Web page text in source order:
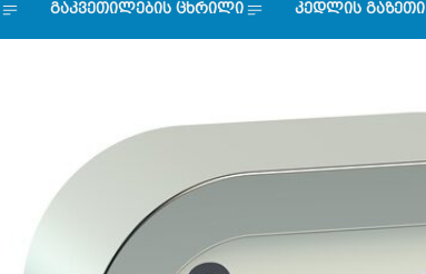
გაკვეთილების ცხრილი კედლის გაზეთი